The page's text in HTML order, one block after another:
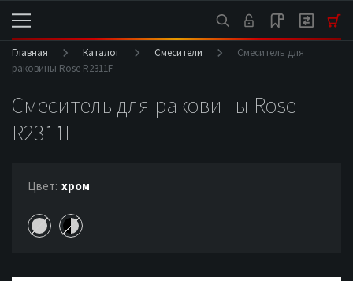
Главная Каталог Смесители
Смеситель для
раковины Rose R2311F
Смеситель для раковины Rose
R2311F
Цвет: хром